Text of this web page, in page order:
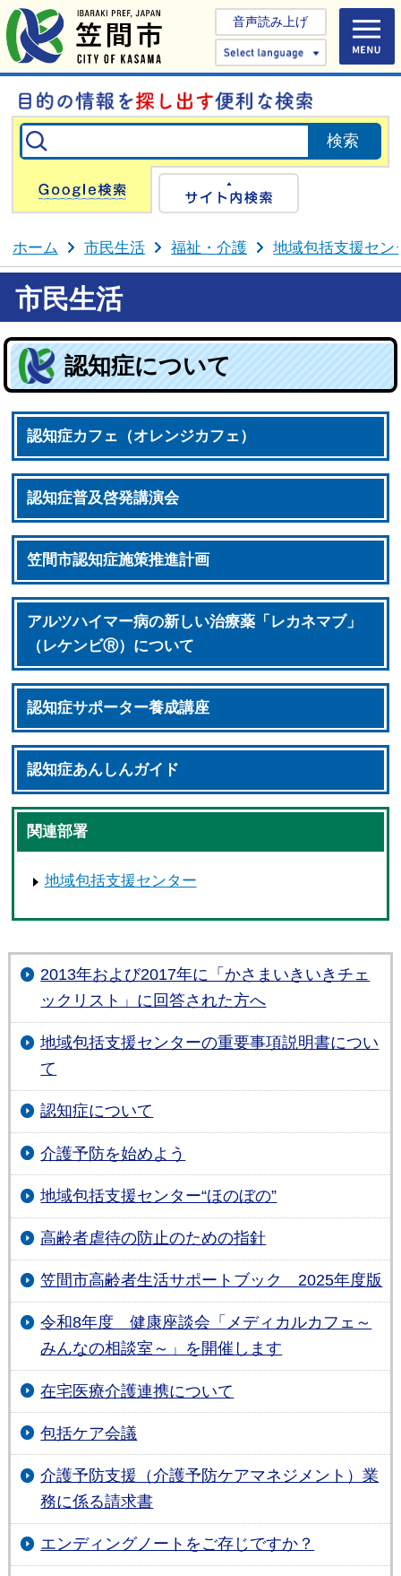
音声読み上げ
Select
Google検索
ホーム 市民生活 福祉・介護 地域包括支援セン
市民生活
認知症について
認知症カフェ（オレンジカフェ）
認知症普及啓発講演会
笠間市認知症施策推進計画
アルツハイマー病の新しい治療薬「レカネマブ」
（レケンビⓇ）について
認知症サポーター養成講座
認知症あんしんガイド
関連部署
地域包括支援センター
2013年および2017年に「かさまいきいきチェ
ックリスト」に回答された方へ
地域包括支援センターの重要事項説明書につい
て
認知症について
介護予防を始めよう
地域包括支援センター“ほのぼの”
高齢者虐待の防止のための指針
笠間市高齢者生活サポートブック 2025年度版
令和8年度 健康座談会「メディカルカフェ～
みんなの相談室～」を開催します
在宅医療介護連携について
包括ケア会議
介護予防支援（介護予防ケアマネジメント）業
務に係る請求書
エンディングノートをご存じですか？